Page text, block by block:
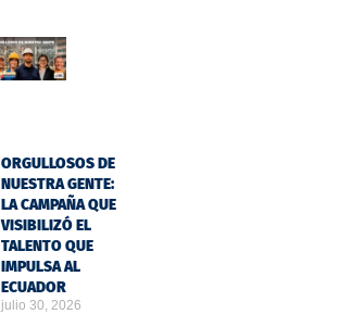
ORGULLOSOS DE
NUESTRA GENTE:
LA CAMPAÑA QUE
VISIBILIZÓ EL
TALENTO QUE
IMPULSA AL
ECUADOR
julio 30, 2026